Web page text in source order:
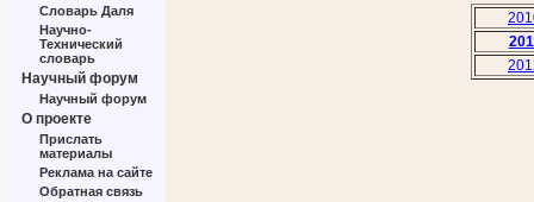
Словарь Даля
Научно-
Технический
словарь
Научный форум
Научный форум
О проекте
Прислать
материалы
Реклама на сайте
Обратная связь